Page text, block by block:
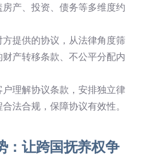
产、投资、债务等多维度约
提供的协议，从法律角度筛
产转移条款、不公平分配内
理解协议条款，安排独立律
法合规，保障协议有效性。
：让跨国抚养权争